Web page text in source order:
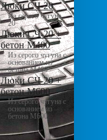
Люки СЧ-20
Из серого чугуна
20
Люки СЧ-20 +
бетон М400
Из серого чугуна с
основанием из
бетона М400
Люки СЧ-20 +
бетон М600
Из серого чугуна с
основанием из
бетона М600